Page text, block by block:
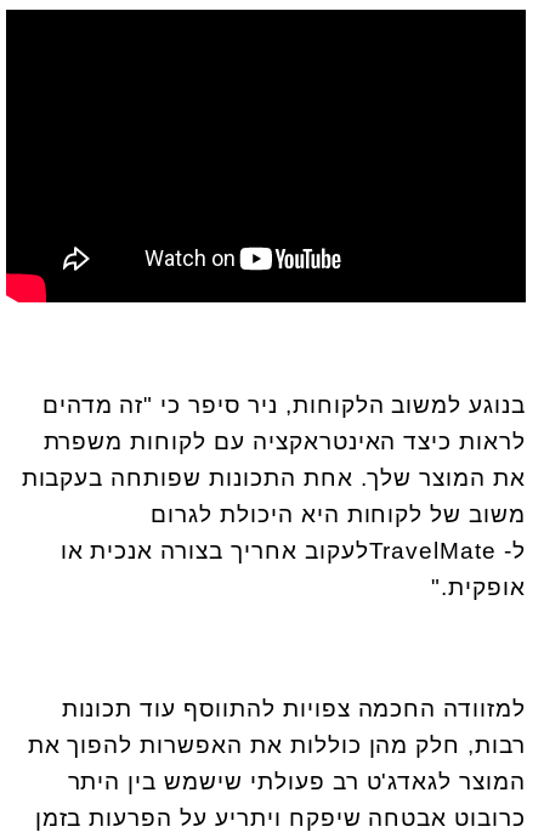
בנוגע למשוב הלקוחות, ניר סיפר כי "זה מדהים
לראות כיצד האינטראקציה עם לקוחות משפרת
את המוצר שלך. אחת התכונות שפותחה בעקבות
משוב של לקוחות היא היכולת לגרום
ל-TravelMateלעקוב אחריך בצורה אנכית או
אופקית".
למזוודה החכמה צפויות להתווסף עוד תכונות
רבות, חלק מהן כוללות את האפשרות להפוך את
המוצר לגאדג'ט רב פעולתי שישמש בין היתר
כרובוט אבטחה שיפקח ויתריע על הפרעות בזמן